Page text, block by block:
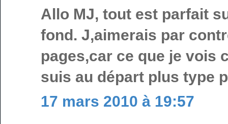
Allo MJ, tout est parfait
fond. J,aimerais par
pages,car ce que je vois
suis au départ plus type
17 mars 2010 à 19:57